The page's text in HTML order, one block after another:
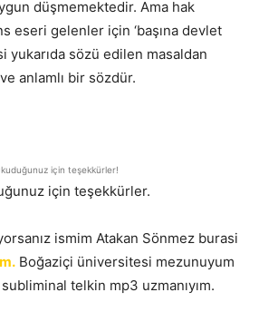
düşmemektedir. Ama hak
eseri gelenler için ‘başına devlet
yukarıda sözü edilen masaldan
anlamlı bir sözdür.
için teşekkürler!
için teşekkürler.
ismim Atakan Sönmez burasi
Boğaziçi üniversitesi mezunuyum
telkin mp3 uzmanıyım.